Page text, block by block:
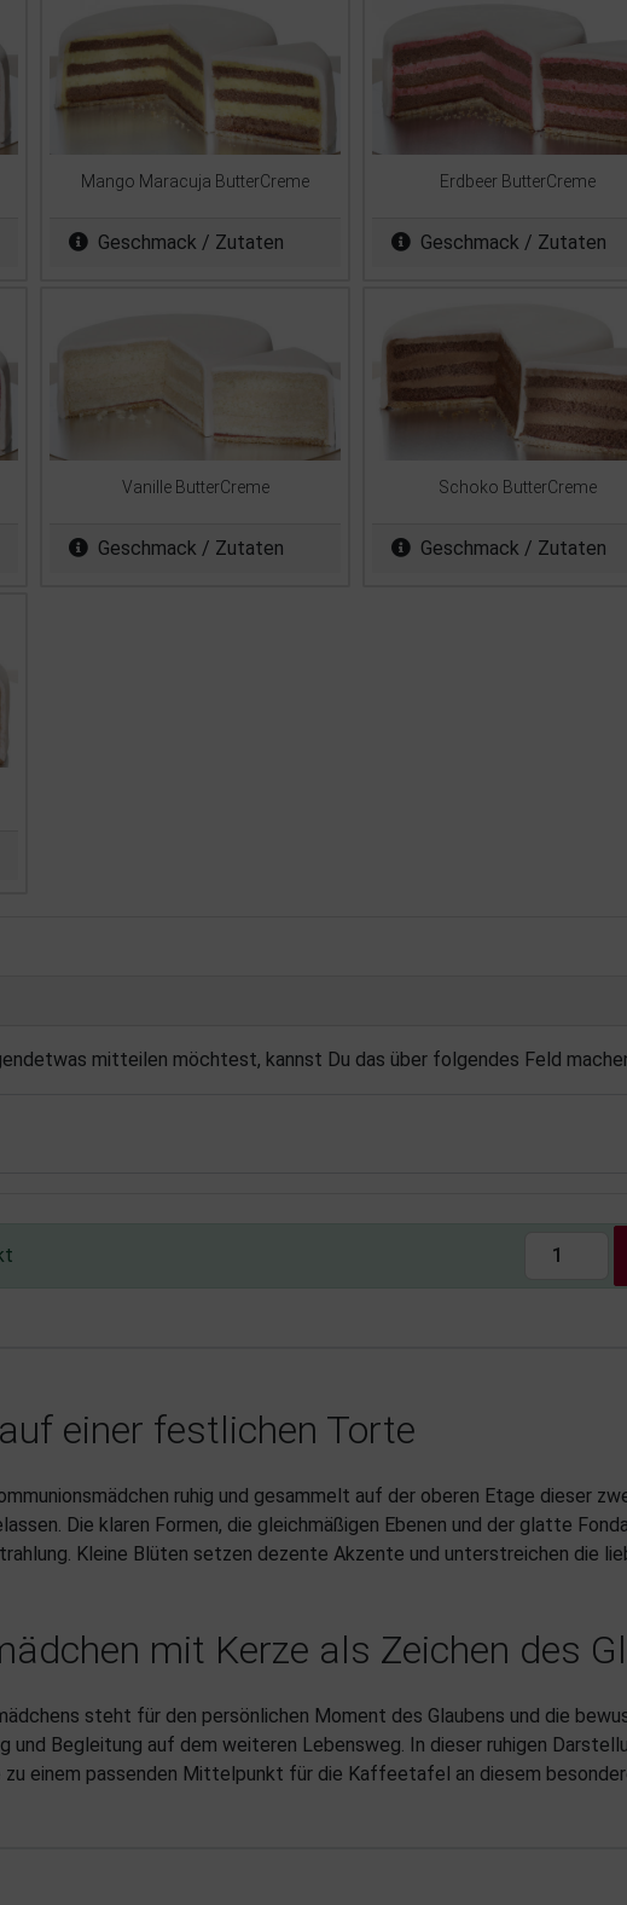
Mango Maracuja ButterCreme
Geschmack / Zutaten
Erdbeer ButterCreme
Geschmack / Zutaten
Vanille ButterCreme
Geschmack / Zutaten
Schoko ButterCreme
Geschmack / Zutaten
mitteilen möchtest, kannst Du das über folgendes Feld
einer festlichen Torte
ruhig und gesammelt auf der oberen Etage dieser
Die klaren Formen, die gleichmäßigen Ebenen und der glatte
Kleine Blüten setzen dezente Akzente und unterstreichen die
mit Kerze als Zeichen des
steht für den persönlichen Moment des Glaubens und die
und Begleitung auf dem weiteren Lebensweg. In dieser ruhigen
einem passenden Mittelpunkt für die Kaffeetafel an diesem